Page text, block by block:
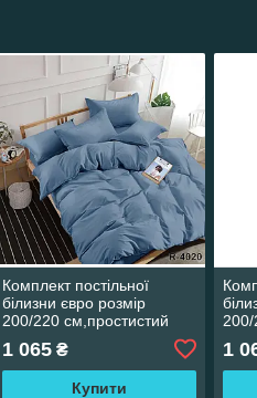
Комплект постільної
білизни євро розмір
200/220 см,простистий
70/70,тканина сатин 100%
бавовна
1 065₴
Купити
200/
70/
1